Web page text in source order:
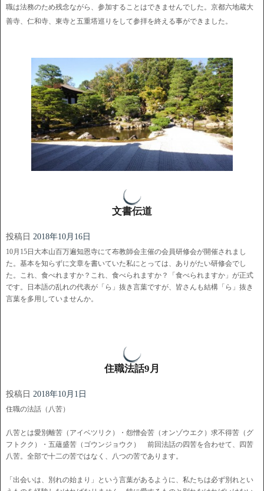
職は法務のため残念ながら、参加することはできませんでした。京都六地蔵大
善寺、仁和寺、東寺と五重塔巡りをして参拝を終える事ができました。
文書伝道
投稿日 2018年10月16日
10月15日大本山百万遍知恩寺にて布教師会主催の会員研修会が開催されまし
た。基本を知らずに文章を書いていた私にとっては、ありがたい研修会でし
た。これ、食べれますか？これ、食べられますか？「食べられますか」が正式
です。日本語の乱れの代表が「ら」抜き言葉ですが、皆さんも結構「ら」抜き
言葉を多用していませんか。
住職法話9月
投稿日 2018年10月1日
住職の法話（八苦）
八苦とは愛別離苦（アイベツリク）・怨憎会苦（オンゾウエク）求不得苦（グ
フトクク）・五蘊盛苦（ゴウンジョウク） 前回法話の四苦を合わせて、四苦
八苦。全部で十二の苦ではなく、八つの苦であります。
「出会いは、別れの始まり」という言葉があるように、私たちは必ず別れとい